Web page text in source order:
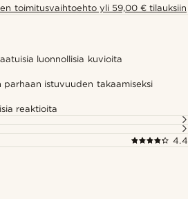
toimitusvaihtoehto yli 59,00 € tilauksiin
luonnollisia kuvioita
istuvuuden takaamiseksi
reaktioita
4.4